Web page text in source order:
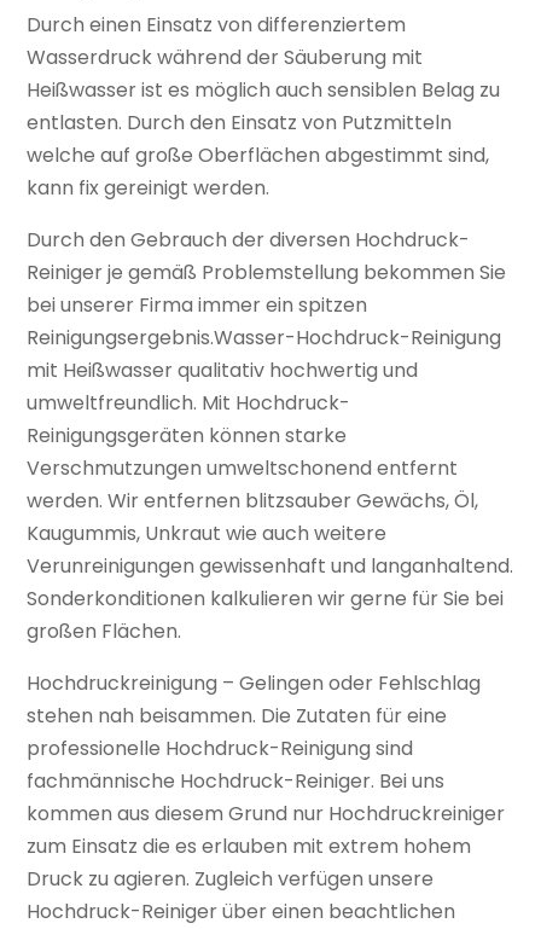
Durch einen Einsatz von differenziertem
Wasserdruck während der Säuberung mit
Heißwasser ist es möglich auch sensiblen Belag zu
entlasten. Durch den Einsatz von Putzmitteln
welche auf große Oberflächen abgestimmt sind,
kann fix gereinigt werden.
Durch den Gebrauch der diversen Hochdruck-
Reiniger je gemäß Problemstellung bekommen Sie
bei unserer Firma immer ein spitzen
Reinigungsergebnis.Wasser-Hochdruck-Reinigung
mit Heißwasser qualitativ hochwertig und
umweltfreundlich. Mit Hochdruck-
Reinigungsgeräten können starke
Verschmutzungen umweltschonend entfernt
werden. Wir entfernen blitzsauber Gewächs, Öl,
Kaugummis, Unkraut wie auch weitere
Verunreinigungen gewissenhaft und langanhaltend.
Sonderkonditionen kalkulieren wir gerne für Sie bei
großen Flächen.
Hochdruckreinigung – Gelingen oder Fehlschlag
stehen nah beisammen. Die Zutaten für eine
professionelle Hochdruck-Reinigung sind
fachmännische Hochdruck-Reiniger. Bei uns
kommen aus diesem Grund nur Hochdruckreiniger
zum Einsatz die es erlauben mit extrem hohem
Druck zu agieren. Zugleich verfügen unsere
Hochdruck-Reiniger über einen beachtlichen